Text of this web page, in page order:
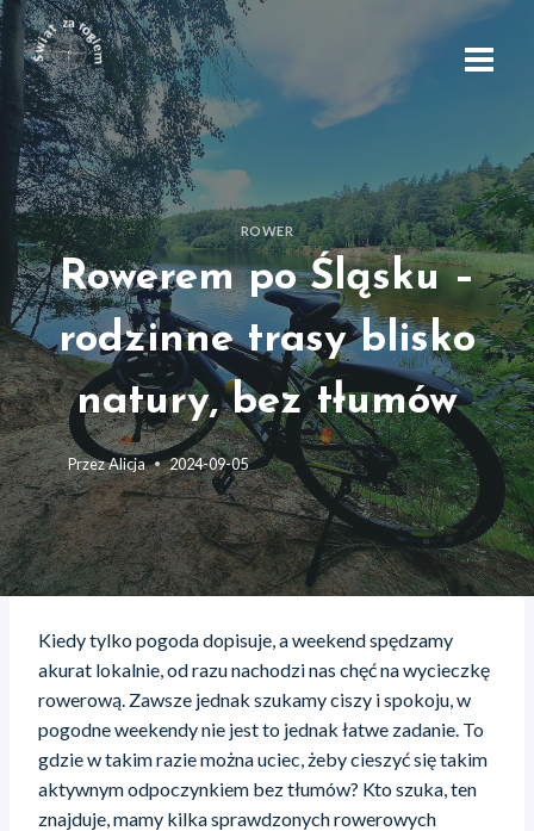
ROWER
Rowerem po Śląsku –
rodzinne trasy blisko
natury, bez tłumów
PrzezAlicja 2024-09-05
Kiedy tylko pogoda dopisuje, a weekend spędzamy
akurat lokalnie, od razu nachodzi nas chęć na wycieczkę
rowerową. Zawsze jednak szukamy ciszy i spokoju, w
pogodne weekendy nie jest to jednak łatwe zadanie. To
gdzie w takim razie można uciec, żeby cieszyć się takim
aktywnym odpoczynkiem bez tłumów? Kto szuka, ten
znajduje, mamy kilka sprawdzonych rowerowych